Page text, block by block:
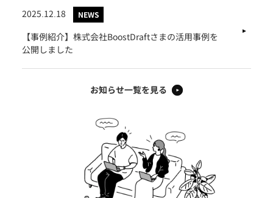
2025.12.18 NEWS
【事例紹介】株式会社BoostDraftさまの活用事例を
公開しました
お知らせ一覧を見る